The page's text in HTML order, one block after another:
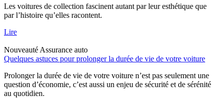
Les voitures de collection fascinent autant par leur esthétique que
par l’histoire qu’elles racontent.
Lire
Nouveauté Assurance auto
Quelques astuces pour prolonger la durée de vie de votre voiture
Prolonger la durée de vie de votre voiture n’est pas seulement une
question d’économie, c’est aussi un enjeu de sécurité et de sérénité
au quotidien.